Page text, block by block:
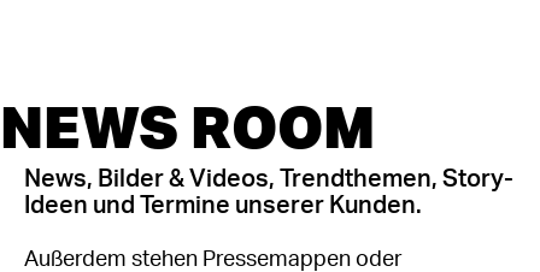
NEWS ROOM
News, Bilder & Videos, Trendthemen, Story-
Ideen und Termine unserer Kunden.
Außerdem stehen Pressemappen oder